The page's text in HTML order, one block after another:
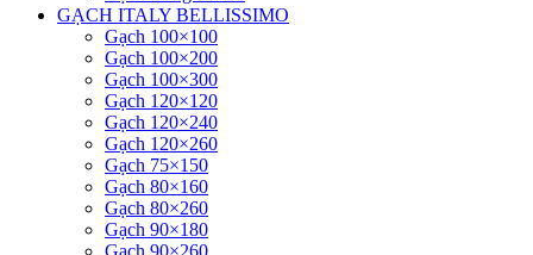
GẠCH ITALY BELLISSIMO
Gạch 100×100
Gạch 100×200
Gạch 100×300
Gạch 120×120
Gạch 120×240
Gạch 120×260
Gạch 75×150
Gạch 80×160
Gạch 80×260
Gạch 90×180